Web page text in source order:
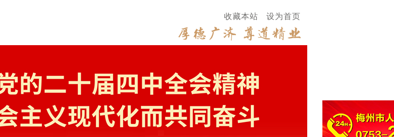
收藏本站 设为首页